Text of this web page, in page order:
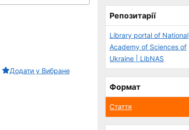
Додати у Вибране
Репозитарії
Library portal of National
Academy of Sciences of
Ukraine | LibNAS
Формат
Стаття